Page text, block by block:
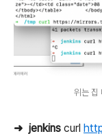
위는
➜ jenkins curl